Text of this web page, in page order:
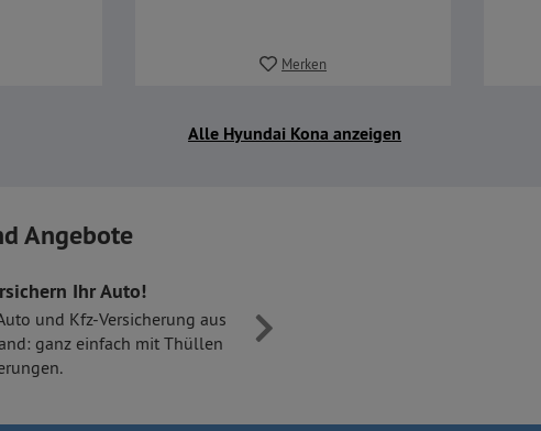
Merken
Alle Hyundai Kona anzeigen
Angebote
Ihr Auto!
und Kfz-Versicherung aus
ganz einfach mit Thüllen